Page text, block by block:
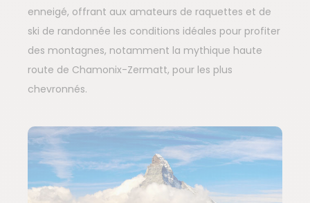
enneigé, offrant aux amateurs de raquettes et de
ski de randonnée les conditions idéales pour profiter
des montagnes, notamment la mythique haute
route de Chamonix-Zermatt, pour les plus
chevronnés.